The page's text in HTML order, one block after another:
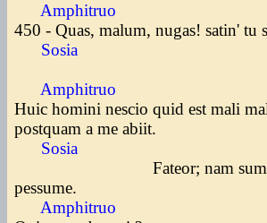
Amphitruo
450 - Quas, malum, nugas! satin' tu
Sosia
Sic sum,
Amphitruo
Huic homini nescio quid est mali
postquam a me abiit.
Sosia
Fateor; nam sum
pessume.
Amphitruo